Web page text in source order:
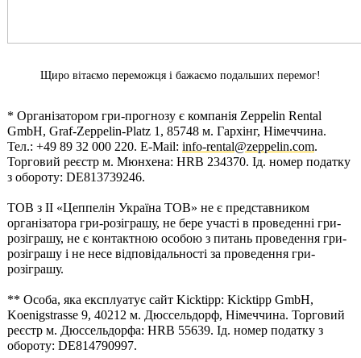
Щиро вітаємо переможця і бажаємо подальших перемог!
* Організатором гри-прогнозу є компанія Zeppelin Rental
GmbH, Graf-Zeppelin-Platz 1, 85748 м. Гархінг, Німеччина.
Тел.: +49 89 32 000 220. E-Mail: info-rental@zeppelin.com.
Торговий реєстр м. Мюнхена: HRB 234370. Ід. номер податку
з обороту: DE813739246.
ТОВ з ІІ «Цеппелін Україна ТОВ» не є представником
організатора гри-розіграшу, не бере участі в проведенні гри-
розіграшу, не є контактною особою з питань проведення гри-
розіграшу і не несе відповідальності за проведення гри-
розіграшу.
** Особа, яка експлуатує сайт Kicktipp: Kicktipp GmbH,
Koenigstrasse 9, 40212 м. Дюссельдорф, Німеччина. Торговий
реєстр м. Дюссельдорфа: HRB 55639. Ід. номер податку з
обороту: DE814790997.